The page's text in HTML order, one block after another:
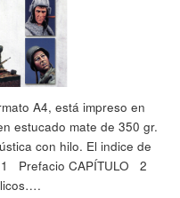
A4, está impreso en
estucado mate de 350 gr.
con hilo. El indice de
Prefacio CAPÍTULO 2